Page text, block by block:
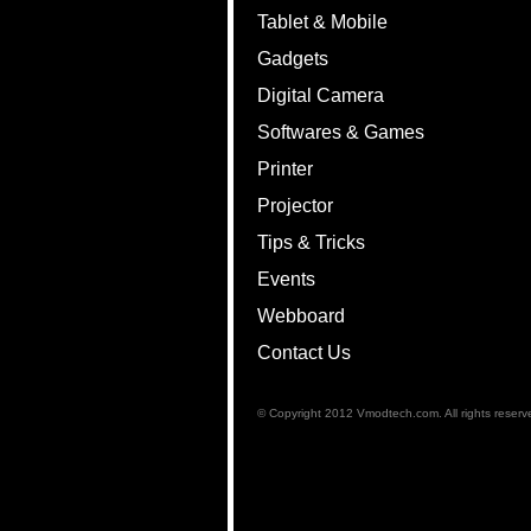
Tablet & Mobile
Gadgets
Digital Camera
Softwares & Games
Printer
Projector
Tips & Tricks
Events
Webboard
Contact Us
© Copyright 2012 Vmodtech.com. All rights